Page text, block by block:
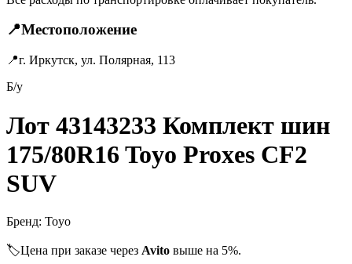
📍Местоположение
📍г. Иркутск, ул. Полярная, 113
Б/у
Лот 43143233 Комплект шин
175/80R16 Toyo Proxes CF2
SUV
Бренд: Toyo
🏷️Цена при заказе через Avito выше на 5%.